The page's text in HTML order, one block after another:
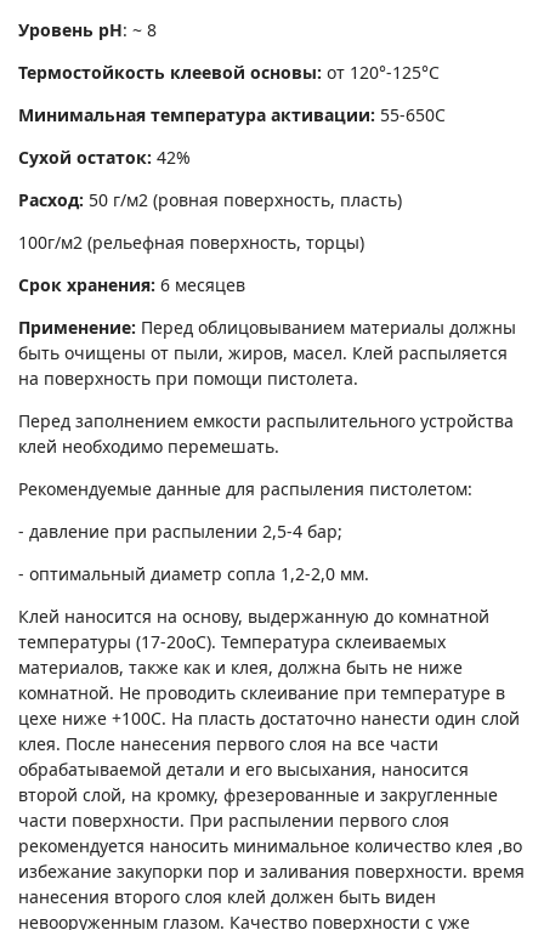
Уровень pH: ~ 8
Термостойкость клеевой основы: от 120°-125°С
Минимальная температура активации: 55-650С
Сухой остаток: 42%
Расход: 50 г/м2 (ровная поверхность, пласть)
100г/м2 (рельефная поверхность, торцы)
Срок хранения: 6 месяцев
Применение: Перед облицовыванием материалы должны
быть очищены от пыли, жиров, масел. Клей распыляется
на поверхность при помощи пистолета.
Перед заполнением емкости распылительного устройства
клей необходимо перемешать.
Рекомендуемые данные для распыления пистолетом:
- давление при распылении 2,5-4 бар;
- оптимальный диаметр сопла 1,2-2,0 мм.
Клей наносится на основу, выдержанную до комнатной
температуры (17-20оС). Температура склеиваемых
материалов, также как и клея, должна быть не ниже
комнатной. Не проводить склеивание при температуре в
цехе ниже +100С. На пласть достаточно нанести один слой
клея. После нанесения первого слоя на все части
обрабатываемой детали и его высыхания, наносится
второй слой, на кромку, фрезерованные и закругленные
части поверхности. При распылении первого слоя
рекомендуется наносить минимальное количество клея ,во
избежание закупорки пор и заливания поверхности. время
нанесения второго слоя клей должен быть виден
невооруженным глазом. Качество поверхности с уже